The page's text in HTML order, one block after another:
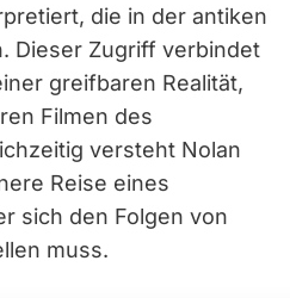
die in der antiken
Dieser Zugriff verbindet
greifbaren Realität,
Filmen des
versteht Nolan
Reise eines
sich den Folgen von
muss.